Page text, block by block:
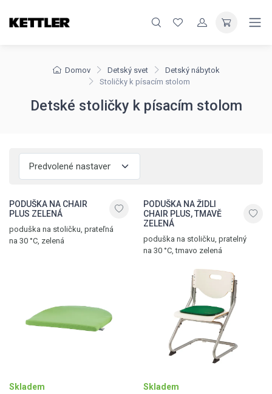
Domov Detský svet
Detský nábytok
Stoličky k písacím stolom
Detské stoličky k písacím stolom
PODUŠKA NA CHAIR
PLUS ZELENÁ
poduška na stoličku, prateľná
na 30 °C, zelená
Skladem
PODUŠKA NA ŽIDLI
CHAIR PLUS, TMAVĚ
ZELENÁ
poduška na stoličku, pratelný
na 30 °C, tmavo zelená
Skladem